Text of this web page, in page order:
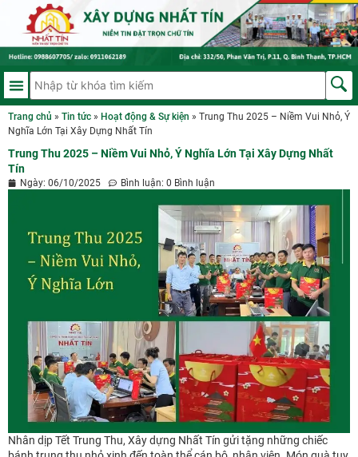
Trang chủ » Tin tức » Hoạt động & Sự kiện » Trung Thu 2025 – Niềm Vui Nhỏ, Ý
Nghĩa Lớn Tại Xây Dựng Nhất Tín
Trung Thu 2025 – Niềm Vui Nhỏ, Ý Nghĩa Lớn Tại Xây Dựng Nhất
Tín
Ngày: 06/10/2025 Bình luận: 0 Bình luận
Nhân dịp Tết Trung Thu, Xây dựng Nhất Tín gửi tặng những chiếc